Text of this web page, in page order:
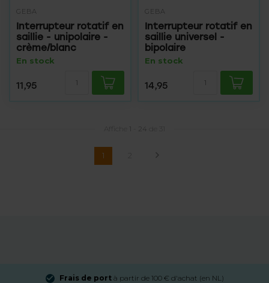
GEBA
Interrupteur rotatif en
saillie - unipolaire -
crème/blanc
En stock
11,95
GEBA
Interrupteur rotatif en
saillie universel -
bipolaire
En stock
14,95
Affiche 1 24
1
Frais de portà partir de 100 € d'achat (en NL)